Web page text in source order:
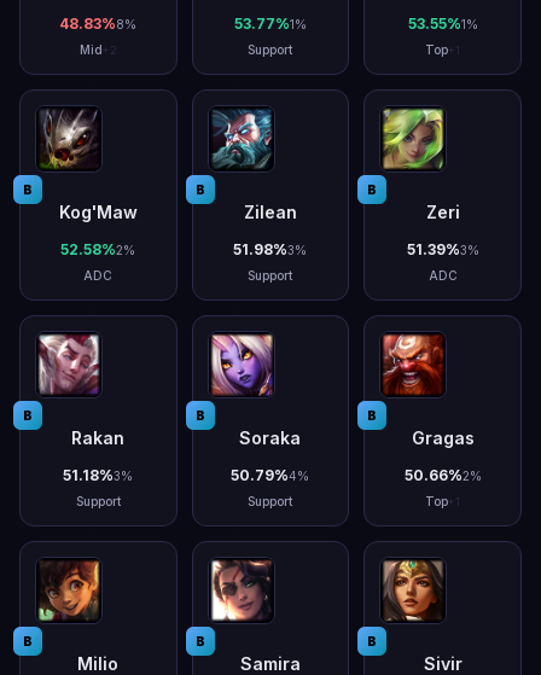
48.83%8%
Mid+ 2
53.77%1%
Support
53.55%1%
Top+ 1
B
Kog'Maw
52.58%2%
ADC
B
Zilean
51.98%3%
Support
B
Zeri
51.39%3%
ADC
B
Rakan
51.18%3%
Support
B
Soraka
50.79%4%
Support
B
Gragas
50.66%2%
Top+ 1
B
Milio
B
Samira
B
Sivir